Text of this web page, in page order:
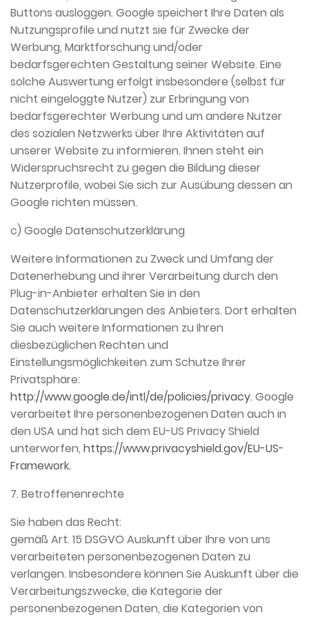
Buttons ausloggen. Google speichert Ihre Daten als
Nutzungsprofile und nutzt sie für Zwecke der
Werbung, Marktforschung und/oder
bedarfsgerechten Gestaltung seiner Website. Eine
solche Auswertung erfolgt insbesondere (selbst für
nicht eingeloggte Nutzer) zur Erbringung von
bedarfsgerechter Werbung und um andere Nutzer
des sozialen Netzwerks über Ihre Aktivitäten auf
unserer Website zu informieren. Ihnen steht ein
Widerspruchsrecht zu gegen die Bildung dieser
Nutzerprofile, wobei Sie sich zur Ausübung dessen an
Google richten müssen.
c) Google Datenschutzerklärung
Weitere Informationen zu Zweck und Umfang der
Datenerhebung und ihrer Verarbeitung durch den
Plug-in-Anbieter erhalten Sie in den
Datenschutzerklärungen des Anbieters. Dort erhalten
Sie auch weitere Informationen zu Ihren
diesbezüglichen Rechten und
Einstellungsmöglichkeiten zum Schutze Ihrer
Privatsphäre:
http://www.google.de/intl/de/policies/privacy.Google
verarbeitet Ihre personenbezogenen Daten auch in
den USA und hat sich dem EU-US Privacy Shield
unterworfen, https://www.privacyshield.gov/EU-US-
Framework.
7. Betroffenenrechte
Sie haben das Recht:
gemäß Art. 15 DSGVO Auskunft über Ihre von uns
verarbeiteten personenbezogenen Daten zu
verlangen. Insbesondere können Sie Auskunft über die
Verarbeitungszwecke, die Kategorie der
personenbezogenen Daten, die Kategorien von